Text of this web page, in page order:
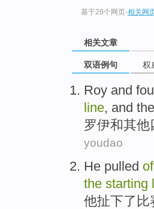
基于26个网页-相关网
相关文章
双语例句 权
Roy and
line, and
罗伊和其他
youdao
He pulled
the starting
他扯下了 比